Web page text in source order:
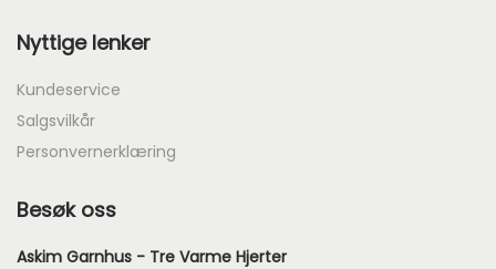
Nyttige lenker
Kundeservice
Salgsvilkår
Personvernerklæring
Besøk oss
Askim Garnhus - Tre Varme Hjerter